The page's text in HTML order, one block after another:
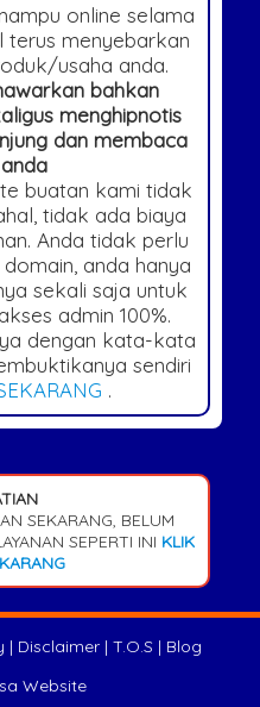
online selama
terus menyebarkan
usaha anda.
bahkan
menghipnotis
dan membaca
buatan kami tidak
tidak ada biaya
Anda tidak perlu
anda hanya
sekali saja untuk
admin 100%.
dengan kata-kata
sendiri
.
SEKARANG, BELUM
SEPERTI INI KLIK
| Disclaimer| T.O.S | Blog
Website